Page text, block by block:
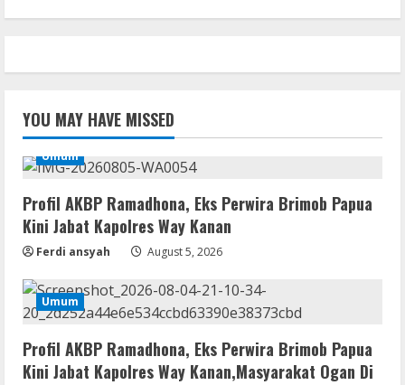
YOU MAY HAVE MISSED
Umum
Profil AKBP Ramadhona, Eks Perwira Brimob Papua
Kini Jabat Kapolres Way Kanan
Ferdi ansyah August 5, 2026
Umum
Profil AKBP Ramadhona, Eks Perwira Brimob Papua
Kini Jabat Kapolres Way Kanan,Masyarakat Ogan Di